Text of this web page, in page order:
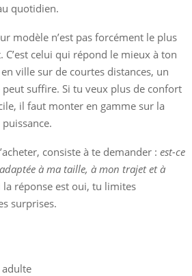
quotidien.
modèle n’est pas forcément le plus
C’est celui qui répond le mieux à ton
ville sur de courtes distances, un
suffire. Si tu veux plus de confort
il faut monter en gamme sur la
consiste à te demander : est-ce
à ma taille, à mon trajet et à
réponse est oui, tu limites
surprises.